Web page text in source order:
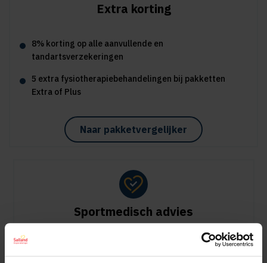
Extra korting
8% korting op alle aanvullende en
tandartsverzekeringen
5 extra fysiotherapiebehandelingen bij pakketten
Extra of Plus
Naar pakketvergelijker
Sportmedisch advies
Vergoeding tot €125 per kalenderjaar bij pakket Plus